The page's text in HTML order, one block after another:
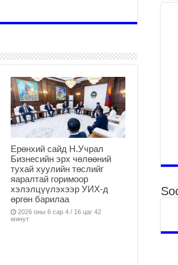
Ерөнхий сайд Н.Учрал
Бизнесийн эрх чөлөөний
тухай хуулийн төслийг
яаралтай горимоор
хэлэлцүүлэхээр УИХ-д
өргөн барилаа
2026 оны 6 сар 4 / 16 цаг 42
минут
Өв